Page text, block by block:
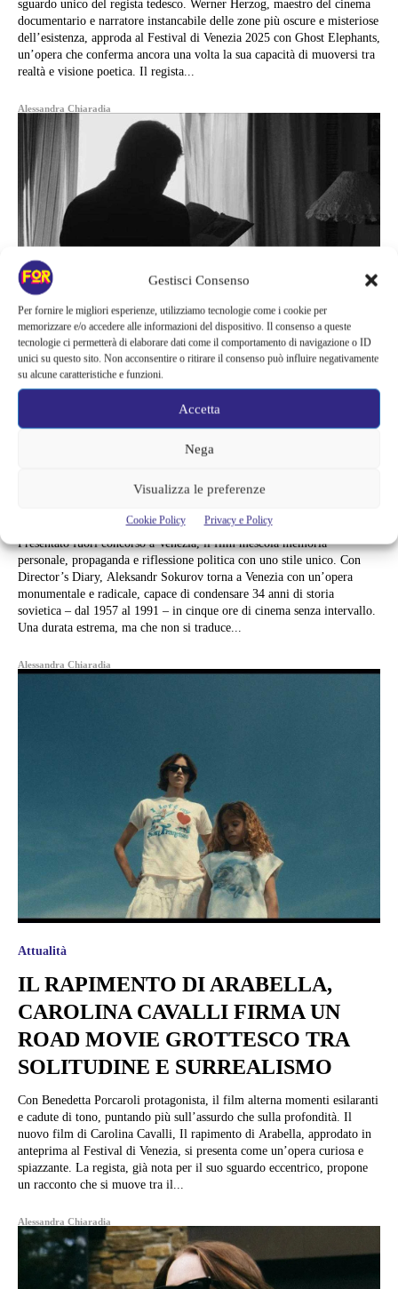
Gestisci Consenso
Per fornire le migliori esperienze, utilizziamo tecnologie come i cookie per
memorizzare e/o accedere alle informazioni del dispositivo. Il consenso a queste
tecnologie ci permetterà di elaborare dati come il comportamento di navigazione o ID
unici su questo sito. Non acconsentire o ritirare il consenso può influire negativamente
su alcune caratteristiche e funzioni.
Accetta
Nega
Visualizza le preferenze
Cookie Policy Privacy e Policy
sguardo unico del regista tedesco. Werner Herzog, maestro del cinema
documentario e narratore instancabile delle zone più oscure e misteriose
dell’esistenza, approda al Festival di Venezia 2025 con Ghost Elephants,
un’opera che conferma ancora una volta la sua capacità di muoversi tra
realtà e visione poetica. Il regista...
Alessandra Chiaradia
Attualità
DIRECTOR’S DIARY, SOKUROV
TRASFORMA 34 ANNI DI STORIA
SOVIETICA IN UN VIAGGIO DI
CINQUE ORE
Presentato fuori concorso a Venezia, il film mescola memoria
personale, propaganda e riflessione politica con uno stile unico. Con
Director’s Diary, Aleksandr Sokurov torna a Venezia con un’opera
monumentale e radicale, capace di condensare 34 anni di storia
sovietica – dal 1957 al 1991 – in cinque ore di cinema senza intervallo.
Una durata estrema, ma che non si traduce...
Alessandra Chiaradia
Attualità
IL RAPIMENTO DI ARABELLA,
CAROLINA CAVALLI FIRMA UN
ROAD MOVIE GROTTESCO TRA
SOLITUDINE E SURREALISMO
Con Benedetta Porcaroli protagonista, il film alterna momenti esilaranti
e cadute di tono, puntando più sull’assurdo che sulla profondità. Il
nuovo film di Carolina Cavalli, Il rapimento di Arabella, approdato in
anteprima al Festival di Venezia, si presenta come un’opera curiosa e
spiazzante. La regista, già nota per il suo sguardo eccentrico, propone
un racconto che si muove tra il...
Alessandra Chiaradia